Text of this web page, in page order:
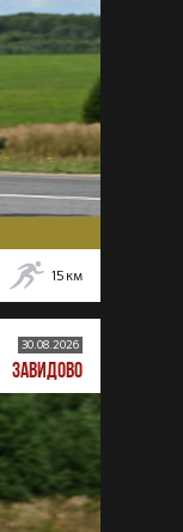
15 км
30.08.2026
ЗАВИДОВО